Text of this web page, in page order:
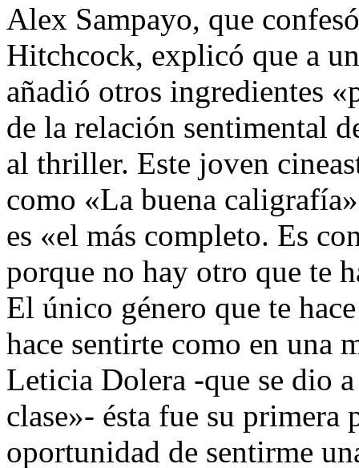
Alex Sampayo, que
Hitchcock, explicó que a
añadió otros ingredientes
de la relación sentimental
al thriller. Este joven
como «La buena
es «el más completo. Es
porque no hay otro que te
El único género que te
hace sentirte como en una
Leticia Dolera -que se dio
clase»- ésta fue su
oportunidad de sentirme